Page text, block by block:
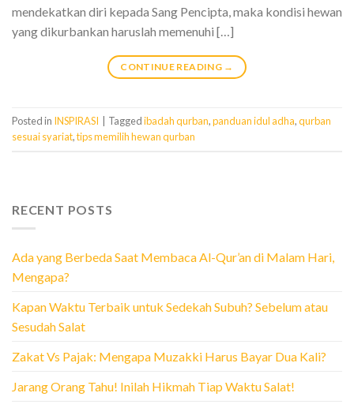
mendekatkan diri kepada Sang Pencipta, maka kondisi hewan
yang dikurbankan haruslah memenuhi […]
CONTINUE READING →
Posted in INSPIRASI Taggedibadah qurban,panduan idul adha,qurban
sesuai syariat,tips memilih hewan qurban
RECENT POSTS
Ada yang Berbeda Saat Membaca Al-Qur’an di Malam Hari,
Mengapa?
Kapan Waktu Terbaik untuk Sedekah Subuh? Sebelum atau
Sesudah Salat
Zakat Vs Pajak: Mengapa Muzakki Harus Bayar Dua Kali?
Jarang Orang Tahu! Inilah Hikmah Tiap Waktu Salat!